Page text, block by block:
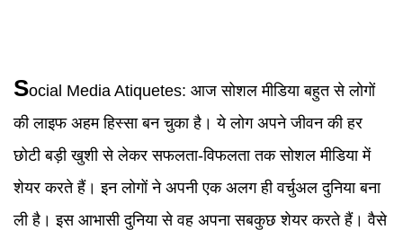
Social Media Atiquetes: आज सोशल मीडिया बहुत से लोगों
की लाइफ अहम हिस्सा बन चुका है। ये लोग अपने जीवन की हर
छोटी बड़ी खुशी से लेकर सफलता-विफलता तक सोशल मीडिया में
शेयर करते हैं। इन लोगों ने अपनी एक अलग ही वर्चुअल दुनिया बना
ली है। इस आभासी दुनिया से वह अपना सबकुछ शेयर करते हैं। वैसे